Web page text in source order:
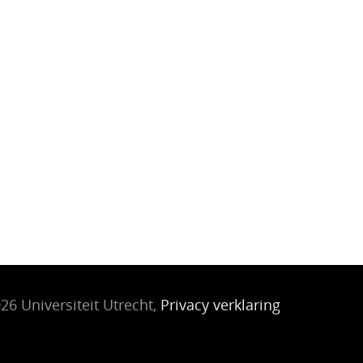
Universiteit Utrecht, Privacy verklaring